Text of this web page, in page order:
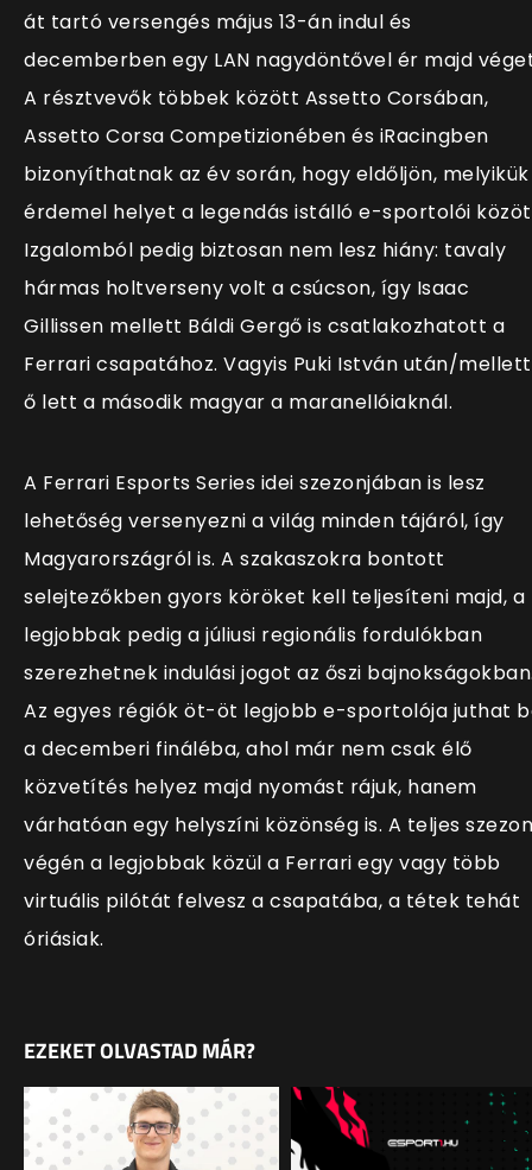
át tartó versengés május 13-án indul és
decemberben egy LAN nagydöntővel ér majd
A résztvevők többek között Assetto Corsában,
Assetto Corsa Competizionében és iRacingben
bizonyíthatnak az év során, hogy eldőljön, melyikük
érdemel helyet a legendás istálló e-sportolói
Izgalomból pedig biztosan nem lesz hiány: tavaly
hármas holtverseny volt a csúcson, így Isaac
Gillissen mellett Báldi Gergő is csatlakozhatott a
Ferrari csapatához. Vagyis Puki István után/mellett
ő lett a második magyar a maranellóiaknál.
A Ferrari Esports Series idei szezonjában is lesz
lehetőség versenyezni a világ minden tájáról, így
Magyarországról is. A szakaszokra bontott
selejtezőkben gyors köröket kell teljesíteni majd, a
legjobbak pedig a júliusi regionális fordulókban
szerezhetnek indulási jogot az őszi
Az egyes régiók öt-öt legjobb e-sportolója juthat
a decemberi fináléba, ahol már nem csak élő
közvetítés helyez majd nyomást rájuk, hanem
várhatóan egy helyszíni közönség is. A teljes szezon
végén a legjobbak közül a Ferrari egy vagy több
virtuális pilótát felvesz a csapatába, a tétek tehát
óriásiak.
EZEKET OLVASTAD MÁR?